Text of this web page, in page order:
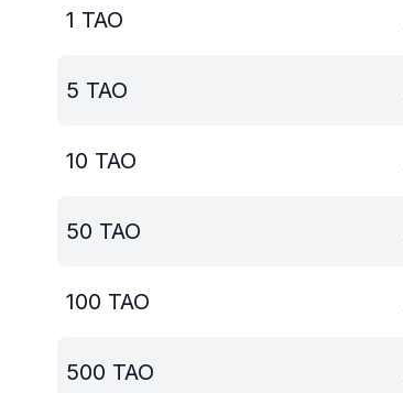
1 TAO
5 TAO
10 TAO
50 TAO
100 TAO
500 TAO